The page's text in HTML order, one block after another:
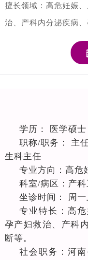
擅长领域：高危妊娠
治、产科内分泌疾病
学历：
医学硕士
职称/职务： 主
生科主任
专业方向： 高危
科室/病区： 产科
坐诊时间：
周
专业特长： 高
孕产妇救治、 产科
断等。
社会职务： 河